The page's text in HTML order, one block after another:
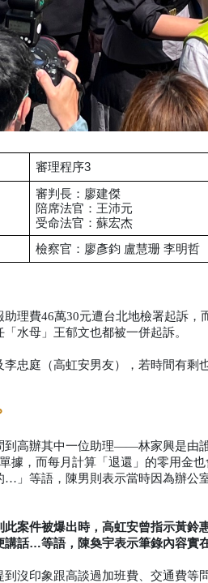
審理程序3
審判長：廖建傑
陪席法官：王沛元
受命法官：蘇宏杰
檢察官：廖彥鈞 盧慧珊 李明哲
理費46萬30元遭台北地檢署起訴
水母」王郁文也都被一併起訴。
忠庭（高虹安男友），若時間有剩
到高辦其中一位助理——林家興是由
據，而每月計算「退還」的零用金
…」等語，陳男則表示當時因為辦公
案件被爆出時，高虹安曾指示黃
話…等語，陳奐宇表示筆錄內容實在
沒印象跟高談過加班費、交通費